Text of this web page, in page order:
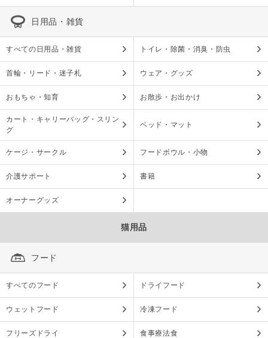
日用品・雑貨
すべての日用品・雑貨 トイレ・除菌・消臭・防虫
首輪・リード・迷子札 ウェア・グッズ
おもちゃ・知育 お散歩・お出かけ
カート・キャリーバッグ・スリン
グ
ベッド・マット
ケージ・サークル フードボウル・小物
介護サポート 書籍
オーナーグッズ
猫用品
フード
すべてのフード ドライフード
ウェットフード 冷凍フード
フリーズドライ 食事療法食